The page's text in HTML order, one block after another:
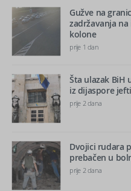
Gužve na
zadržavanja na
kolone
prije 1 dan
Šta ulazak BiH
iz dijaspore
prije 2 dana
Dvojici rudara
prebačen u
prije 2 dana